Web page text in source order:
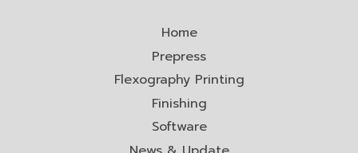
Home
Prepress
Flexography Printing
Finishing
Software